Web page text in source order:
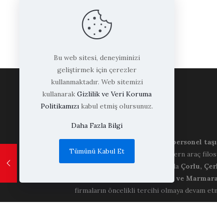
67
Uzak Turizm
Uzak Turizm, Çorlu merkezli personel
kurumsal çözümler sunar. Modern araç
müşteri odaklı hizmet anlayışıyla Çorlu,
Silivri, Tekirdağ, Lüleburgaz ve
firmaların öncelikli tercihi olmaya devam
Bu web sitesi, deneyiminizi
geliştirmek için çerezler
kullanmaktadır. Web sitemizi
kullanarak Gizlilik ve Veri Koruma
Politikamızı kabul etmiş olursunuz.
Daha Fazla Bilgi
Tümünü Kabul Et